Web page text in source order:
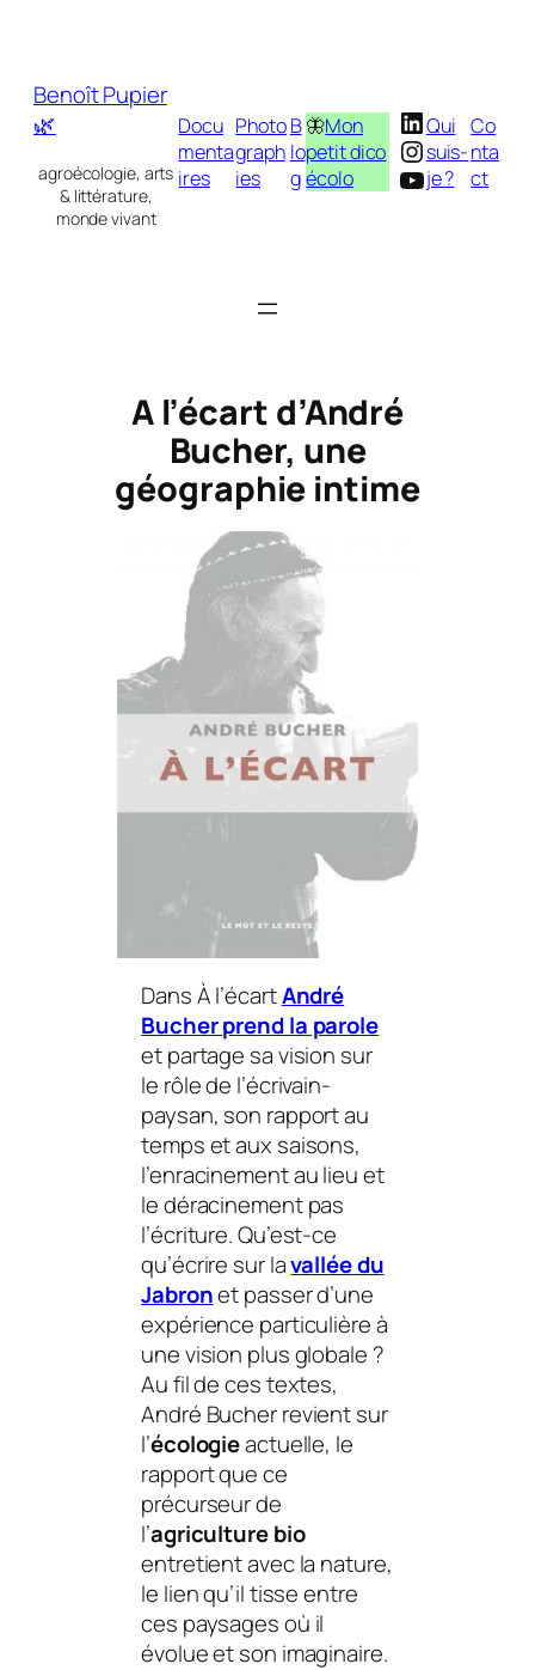
contenu
Benoît Pupier
🌿
agroécologie, arts
& littérature,
monde vivant
Docu
menta
ires
Photo
graph
ies
B
lo
g
🦋Mon
petit dico
écolo
LinkedIn
Instagram
YouTube
Qui
suis-
je ?
Co
nta
ct
A l’écart d’André
Bucher, une
géographie intime
DansÀ l’écartAndré
Bucher prend la parole
et partage sa vision sur
le rôle de l’écrivain-
paysan, son rapport au
temps et aux saisons,
l’enracinement au lieu et
le déracinement pas
l’écriture. Qu’est-ce
qu’écrire sur lavallée du
Jabronet passer d’une
expérience particulière à
une vision plus globale ?
Au fil de ces textes,
André Bucher revient sur
l’écologieactuelle, le
rapport que ce
précurseur de
l’agriculture bio
entretient avec la nature,
le lien qu’il tisse entre
ces paysages où il
évolue et son imaginaire.